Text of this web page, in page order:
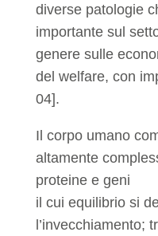
diverse patologie
importante sul
genere sulle
del welfare, con
04].
Il corpo umano
altamente
proteine e geni
il cui equilibrio si
l’invecchiamento;